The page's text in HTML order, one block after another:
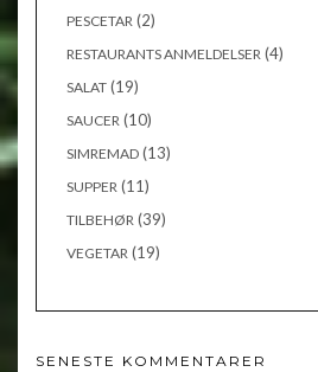
PESCETAR (2)
RESTAURANTS ANMELDELSER (4)
SALAT (19)
SAUCER (10)
SIMREMAD (13)
SUPPER (11)
TILBEHØR (39)
VEGETAR (19)
SENESTE KOMMENTARER